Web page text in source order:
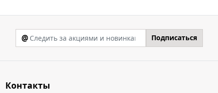
@ Подписаться
Контакты